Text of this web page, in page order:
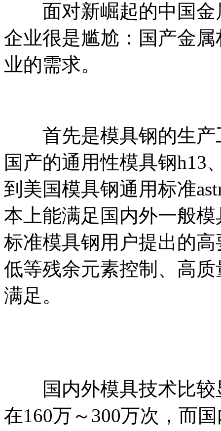
面对新崛起的中国金
企业很是尴尬：国产金
业的需求。
首先是模具钢的生产
国产的通用性模具钢h13
到美国模具钢通用标准
本上能满足国内外一般
标准模具钢用户提出的
低等残余元素控制、高
满足。
国内外模具技术比较
在160万～300万次，而